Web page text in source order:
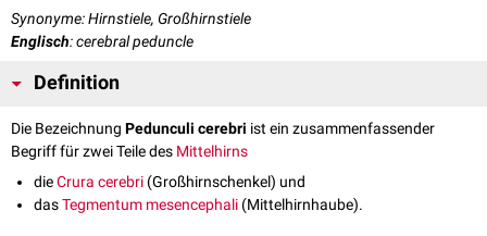
Synonyme: Hirnstiele, Großhirnstiele
Englisch: cerebral peduncle
Definition
Die Bezeichnung Pedunculi cerebri ist ein zusammenfassender
Begriff für zwei Teile des Mittelhirns
dieCrura cerebri (Großhirnschenkel) und
dasTegmentum mesencephali (Mittelhirnhaube).